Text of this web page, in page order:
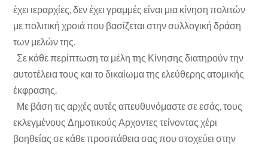
έχει ιεραρχίες, δεν έχει γραμμές είναι μια κίνηση πολιτών
με πολιτική χροιά που βασίζεται στην συλλογική δράση
των μελών της.
Σε κάθε περίπτωση τα μέλη της Κίνησης διατηρούν την
αυτοτέλεια τους και το δικαίωμα της ελεύθερης ατομικής
έκφρασης.
Με βάση τις αρχές αυτές απευθυνόμαστε σε εσάς, τους
εκλεγμένους Δημοτικούς Αρχοντες τείνοντας χέρι
βοηθείας σε κάθε προσπάθεια σας που στοχεύει στην